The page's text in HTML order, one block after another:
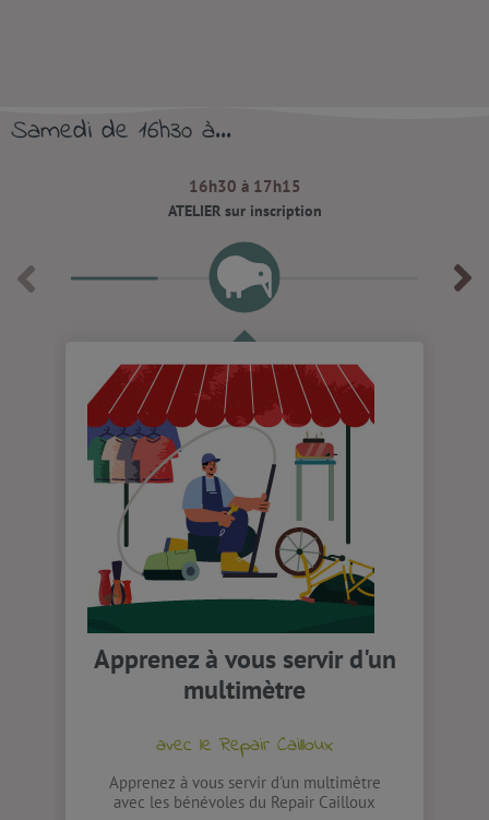
Samedi de 16h30 à...
16h30 à 17h15
ATELIER sur inscription
Apprenez à vous servir d'un
multimètre
avec le Repair Cailloux
Apprenez à vous servir d'un multimètre
avec les bénévoles du Repair Cailloux